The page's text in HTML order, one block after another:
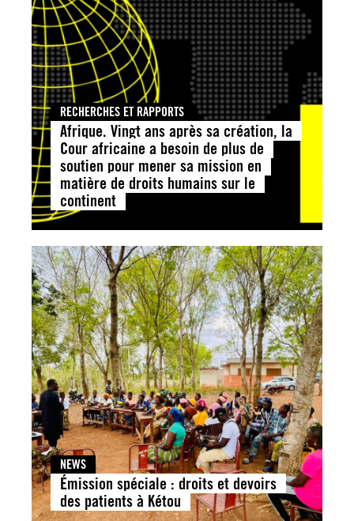
RECHERCHES ET RAPPORTS
Afrique. Vingt ans après sa création, la
Cour africaine a besoin de plus de
soutien pour mener sa mission en
matière de droits humains sur le
continent
NEWS
Émission spéciale : droits et devoirs
des patients à Kétou